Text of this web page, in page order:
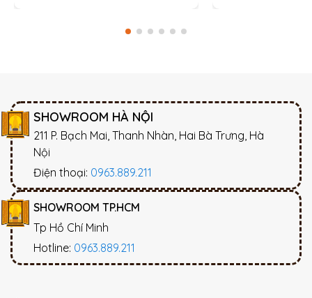
SHOWROOM HÀ NỘI
211 P. Bạch Mai, Thanh Nhàn, Hai Bà Trưng, Hà
Nội
Điện thoại: 0963.889.211
SHOWROOM TP.HCM
Tp Hồ Chí Minh
Hotline: 0963.889.211